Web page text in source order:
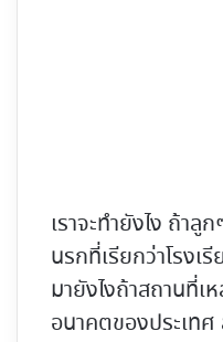
เราจะทำยังไง ถ้าลู
นรกที่เรียกว่าโรงเ
มายังไงถ้าสถานที่เห
อนาคตของประเทศ